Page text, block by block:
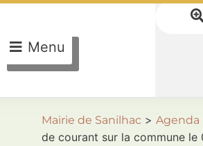
Menu
Mairie de Sanilhac > Agenda
de courant sur la commune le